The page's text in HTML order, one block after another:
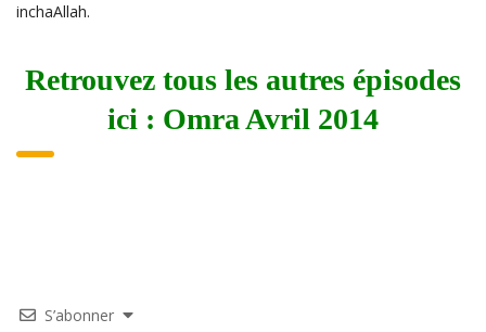
inchaAllah.
Retrouvez tous les autres épisodes
ici : Omra Avril 2014
S’abonner